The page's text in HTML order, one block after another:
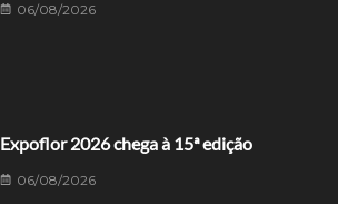
06/08/2026
Expoflor 2026 chega à 15ª edição
06/08/2026